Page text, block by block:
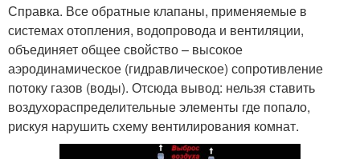
Справка. Все обратные клапаны, применяемые в
системах отопления, водопровода и вентиляции,
объединяет общее свойство – высокое
аэродинамическое (гидравлическое) сопротивление
потоку газов (воды). Отсюда вывод: нельзя ставить
воздухораспределительные элементы где попало,
рискуя нарушить схему вентилирования комнат.